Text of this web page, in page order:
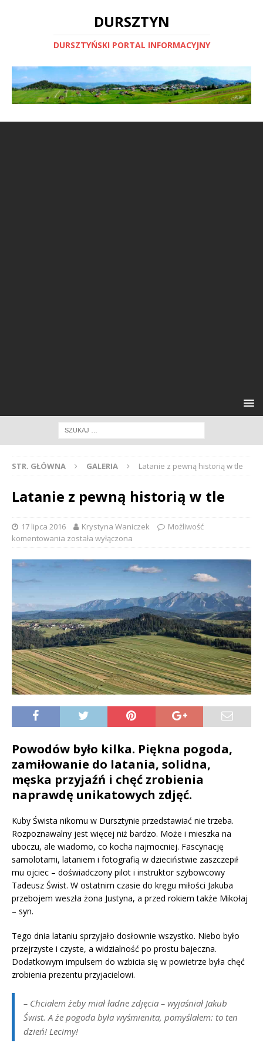
DURSZTYN
DURSZTYŃSKI PORTAL INFORMACYJNY
STR. GŁÓWNA GALERIA Latanie z pewną historią w tle
Latanie z pewną historią w tle
17 lipca 2016 Krystyna Waniczek
Możliwość
komentowania została wyłączona
Powodów było kilka. Piękna pogoda,
zamiłowanie do latania, solidna,
męska przyjaźń i chęć zrobienia
naprawdę unikatowych zdjęć.
Kuby Śwista nikomu w Dursztynie przedstawiać nie trzeba.
Rozpoznawalny jest więcej niż bardzo. Może i mieszka na
uboczu, ale wiadomo, co kocha najmocniej. Fascynację
samolotami, lataniem i fotografią w dzieciństwie zaszczepił
mu ojciec – doświadczony pilot i instruktor szybowcowy
Tadeusz Świst. W ostatnim czasie do kręgu miłości Jakuba
przebojem weszła żona Justyna, a przed rokiem także Mikołaj
– syn.
Tego dnia lataniu sprzyjało dosłownie wszystko. Niebo było
przejrzyste i czyste, a widzialność po prostu bajeczna.
Dodatkowym impulsem do wzbicia się w powietrze była chęć
zrobienia prezentu przyjacielowi.
– Chciałem żeby miał ładne zdjęcia – wyjaśniał Jakub
Świst. A że pogoda była wyśmienita, pomyślałem: to ten
dzień! Lecimy!